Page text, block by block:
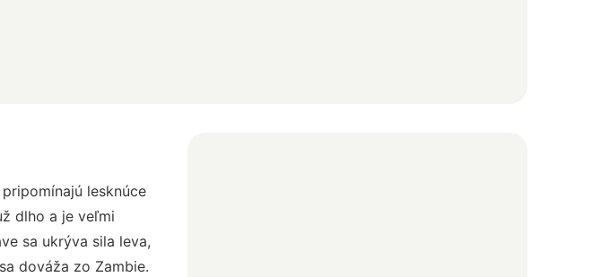
lesknúce
dlho a je veľmi
sa ukrýva sila leva,
dováža zo Zambie.